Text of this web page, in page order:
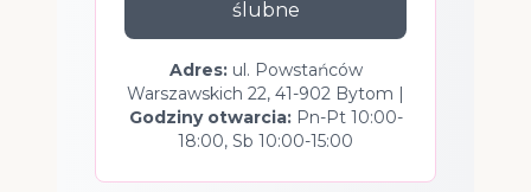
ślubne
Adres:ul. Powstańców
Warszawskich 22, 41-902 Bytom |
Godziny otwarcia:Pn-Pt 10:00-
18:00, Sb 10:00-15:00